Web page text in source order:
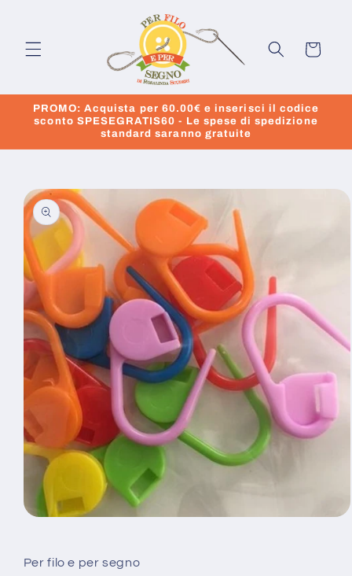
Carrello
PROMO: Acquista per 60.00€ e inserisci il codice
sconto SPESEGRATIS60 - Le spese di spedizione
standard saranno gratuite
Passa alle
informazioni
sul prodotto
1
inPer filo e per segno